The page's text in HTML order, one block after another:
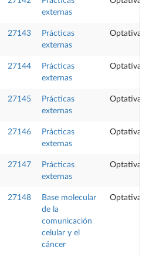
externas
27143
Prácticas
externas
Optativa
27144
Prácticas
externas
Optativa
27145
Prácticas
externas
Optativa
27146
Prácticas
externas
Optativa
27147
Prácticas
externas
Optativa
27148
Base molecular
de la
comunicación
celular y el
cáncer
Optativa